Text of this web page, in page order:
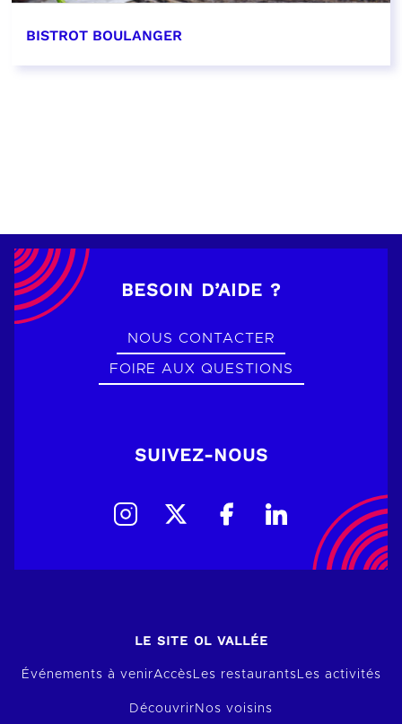
BISTROT BOULANGER
BESOIN D’AIDE ?
NOUS CONTACTER
FOIRE AUX QUESTIONS
SUIVEZ-NOUS
LE SITE OL VALLÉE
Événements à venirAccèsLes restaurantsLes activités
Découvrir Nos voisins